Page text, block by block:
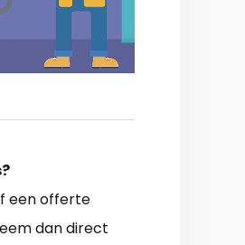
een offerte
dan direct